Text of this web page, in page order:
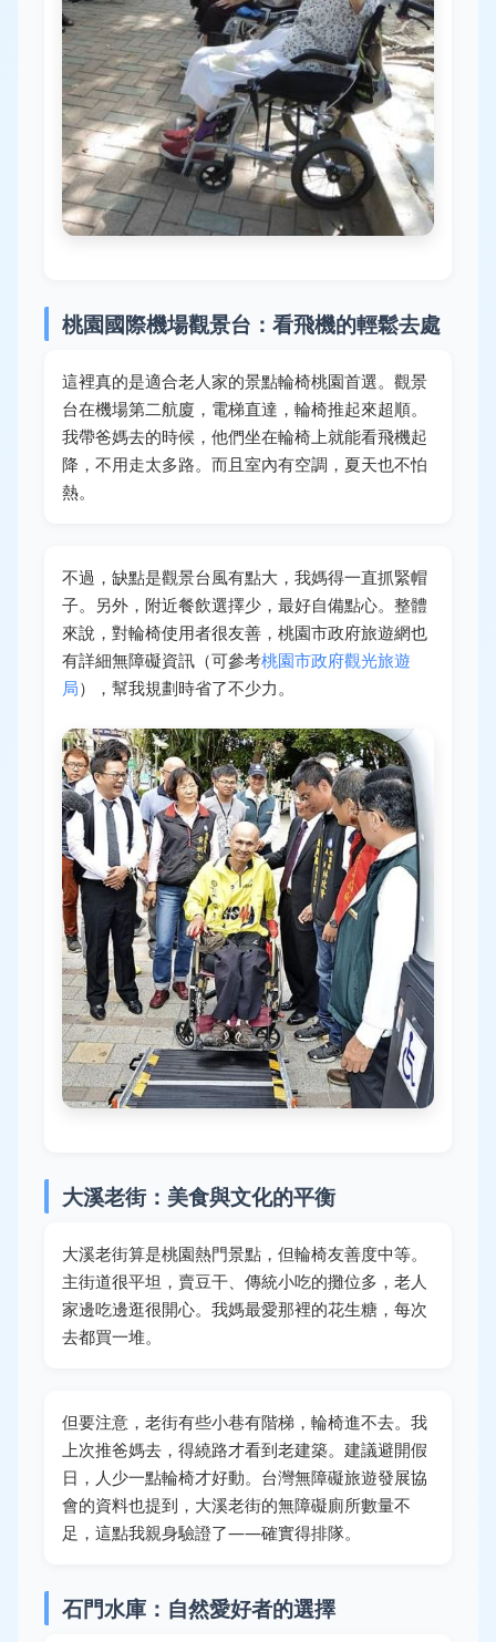
桃園國際機場觀景台：看飛機的輕鬆去處
這裡真的是適合老人家的景點輪椅桃園首選。觀景
台在機場第二航廈，電梯直達，輪椅推起來超順。
我帶爸媽去的時候，他們坐在輪椅上就能看飛機起
降，不用走太多路。而且室內有空調，夏天也不怕
熱。
不過，缺點是觀景台風有點大，我媽得一直抓緊帽
子。另外，附近餐飲選擇少，最好自備點心。整體
來說，對輪椅使用者很友善，桃園市政府旅遊網也
有詳細無障礙資訊（可參考桃園市政府觀光旅遊
局），幫我規劃時省了不少力。
大溪老街：美食與文化的平衡
大溪老街算是桃園熱門景點，但輪椅友善度中等。
主街道很平坦，賣豆干、傳統小吃的攤位多，老人
家邊吃邊逛很開心。我媽最愛那裡的花生糖，每次
去都買一堆。
但要注意，老街有些小巷有階梯，輪椅進不去。我
上次推爸媽去，得繞路才看到老建築。建議避開假
日，人少一點輪椅才好動。台灣無障礙旅遊發展協
會的資料也提到，大溪老街的無障礙廁所數量不
足，這點我親身驗證了——確實得排隊。
石門水庫：自然愛好者的選擇